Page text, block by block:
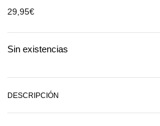
29,95€
Sin existencias
DESCRIPCIÓN